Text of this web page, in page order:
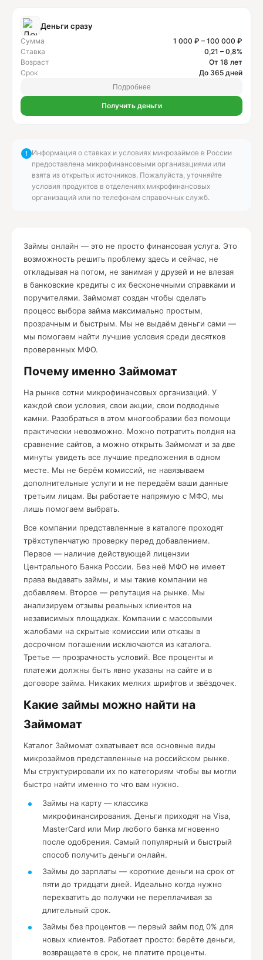
Деньги сразу
Сумма
1 000 ₽ – 100 000 ₽
Ставка
0,21 – 0,8%
Возраст
От 18 лет
Срок
До 365 дней
Подробнее
Получить деньги
!
Информация о ставках и условиях микрозаймов в России
предоставлена микрофинансовыми организациями или
взята из открытых источников. Пожалуйста, уточняйте
условия продуктов в отделениях микрофинансовых
организаций или по телефонам справочных служб.
Займы онлайн — это не просто финансовая услуга. Это
возможность решить проблему здесь и сейчас, не
откладывая на потом, не занимая у друзей и не влезая
в банковские кредиты с их бесконечными справками и
поручителями. Займомат создан чтобы сделать
процесс выбора займа максимально простым,
прозрачным и быстрым. Мы не выдаём деньги сами —
мы помогаем найти лучшие условия среди десятков
проверенных МФО.
Почему именно Займомат
На рынке сотни микрофинансовых организаций. У
каждой свои условия, свои акции, свои подводные
камни. Разобраться в этом многообразии без помощи
практически невозможно. Можно потратить полдня на
сравнение сайтов, а можно открыть Займомат и за две
минуты увидеть все лучшие предложения в одном
месте. Мы не берём комиссий, не навязываем
дополнительные услуги и не передаём ваши данные
третьим лицам. Вы работаете напрямую с МФО, мы
лишь помогаем выбрать.
Все компании представленные в каталоге проходят
трёхступенчатую проверку перед добавлением.
Первое — наличие действующей лицензии
Центрального Банка России. Без неё МФО не имеет
права выдавать займы, и мы такие компании не
добавляем. Второе — репутация на рынке. Мы
анализируем отзывы реальных клиентов на
независимых площадках. Компании с массовыми
жалобами на скрытые комиссии или отказы в
досрочном погашении исключаются из каталога.
Третье — прозрачность условий. Все проценты и
платежи должны быть явно указаны на сайте и в
договоре займа. Никаких мелких шрифтов и звёздочек.
Какие займы можно найти на
Займомат
Каталог Займомат охватывает все основные виды
микрозаймов представленные на российском рынке.
Мы структурировали их по категориям чтобы вы могли
быстро найти именно то что вам нужно.
Займы на карту — классика
микрофинансирования. Деньги приходят на Visa,
MasterCard или Мир любого банка мгновенно
после одобрения. Самый популярный и быстрый
способ получить деньги онлайн.
Займы до зарплаты — короткие деньги на срок от
пяти до тридцати дней. Идеально когда нужно
перехватить до получки не переплачивая за
длительный срок.
Займы без процентов — первый займ под 0% для
новых клиентов. Работает просто: берёте деньги,
возвращаете в срок, не платите проценты.